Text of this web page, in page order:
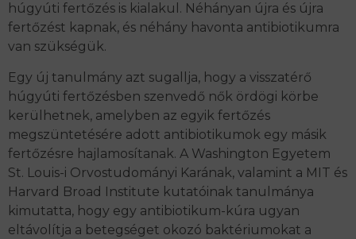
húgyúti fertőzés is kialakul. Néhányan újra és újra
fertőzést kapnak, és néhány havonta antibiotikumra
van szükségük.
Egy új tanulmány azt sugallja, hogy a visszatérő
húgyúti fertőzésben szenvedő nők ördögi körbe
kerülhetnek, amelyben az egyik fertőzés
megszüntetésére adott antibiotikumok egy másik
fertőzésre hajlamosítanak. A Washington Egyetem
St. Louis-i Orvostudományi Karának, valamint a MIT és
Harvard Broad Institute kutatóinak tanulmánya
kimutatta, hogy egy antibiotikum-kúra ugyan
eltávolítja a betegséget okozó baktériumokat a